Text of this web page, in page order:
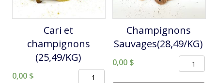
Cari et
champignons
(25,49/KG)
0,00 $
quantité
Champignons
Sauvages(28,49/KG)
0,00 $
quantité
de